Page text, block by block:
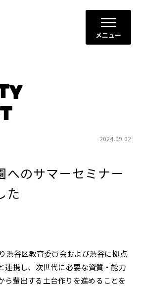
メニュー
2024.09.02
へのサマーセミナー
た
渋谷区教育委員会および渋谷に拠点
連携し、次世代に必要な資質・能力
ら輩出する土台作りを進めることを
閉じる